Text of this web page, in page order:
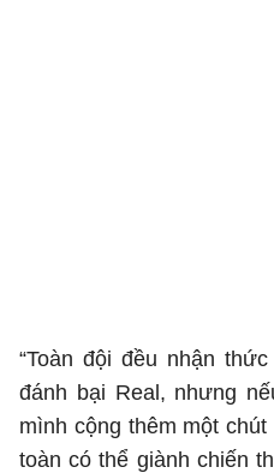
“Toàn đội đều nhận
đánh bại Real, nhưng
mình cộng thêm một
toàn có thể giành chiến